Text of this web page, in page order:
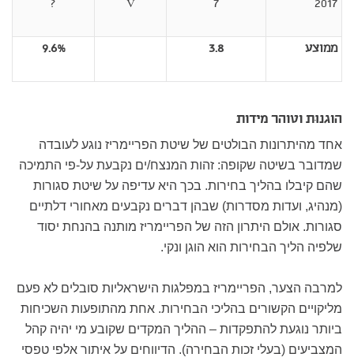
2017
7
V
?
ממוצע 3.8
9.6%
הוגנוּת וטוהר מידות
אחד מהיתרונות הבולטים של שיטת הפריימריז נוגע לעובדה
שמדובר בשיטה שקופה: זהות המנצח/ים נקבעת על-פי התמיכה
שהם קיבלו בהליך בחירות. בכך היא עדיפה על שיטת סגורות
(מנהיג, ועדות מסדרות) שבהן דברים נקבעים מאחורי דלתיים
סגורות. אולם היתרון הזה של הפריימריז מותנה בהנחת יסוד
שלפיה הליך הבחירות הוא הוגן ונקי.
למרבה הצער, הפריימריז במפלגות הישראליות סובלים לא פעם
מליקויים הקשורים בהליכי הבחירות. אחת מהתופעות השכיחות
ביותר נוגעת להתפקדות – ההליך המקדים שקובע מי יהיה קהל
המצביעים (בעלי זכות הבחירה). הדיווחים על איתור אלפי טפסי